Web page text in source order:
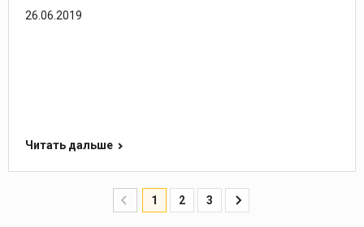
26.06.2019
Читать дальше
1 2 3